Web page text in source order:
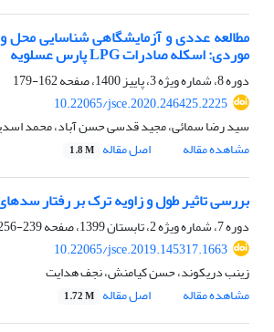
مطالعه عددی و آزمایشگاهی شناسایی
موردی: اسکله صادرات LPG پارس عسلویه
دوره 8، شماره ویژه 3، پاییز 1400، صفحه
162-179
10.22065/jsce.2020.246425.2225
سید رضا سمائی، مجید قدسی حسن آباد، محمد
مشاهده مقاله
اصل مقاله 1.8 M
بررسی تاثیر طول و زاویه ترک بر رفتار
دوره 7، شماره ویژه 2، تابستان 1399، صفحه
239-256
10.22065/jsce.2019.145317.1663
زینب دریکوند، حسن کیامنش، نجف هدایت
مشاهده مقاله
اصل مقاله 1.72 M